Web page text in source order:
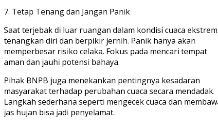
7. Tetap Tenang dan Jangan Panik
Saat terjebak di luar ruangan dalam kondisi cuaca
tenangkan diri dan berpikir jernih. Panik hanya akan
memperbesar risiko celaka. Fokus pada mencari tempat
aman dan jauhi potensi bahaya.
Pihak BNPB juga menekankan pentingnya kesadaran
masyarakat terhadap perubahan cuaca secara mendadak.
Langkah sederhana seperti mengecek cuaca dan
jas hujan bisa jadi penyelamat.